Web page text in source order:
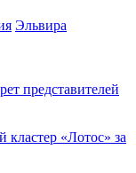
Эльвира
представителей
«Лотос» за